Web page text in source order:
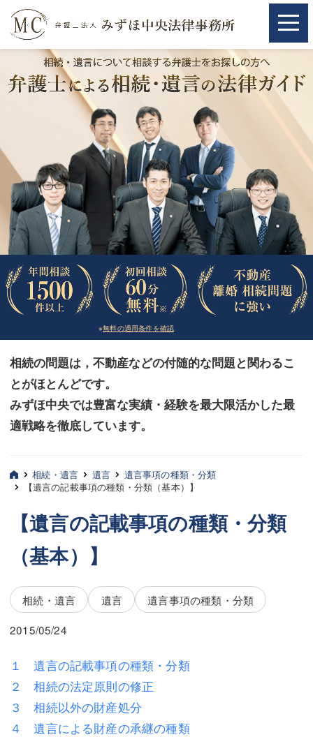
取扱分野
相続・遺言
離婚（夫婦間トラブル）
企業法務
労働問題（解雇，残業等）
刑事弁護
交通事故
法律相談など（その他）
お客様へ
みずほ中央の特長・実質編
弁護士紹介
三平 聡史
坂本 陽一
桶川 聡
三平 隆史
吉元 優仁
小川 祐
弁護士費用
※無料の適用条件を確認
相続の問題は，不動産などの付随的な問題と関わるこ
とがほとんどです。
みずほ中央では豊富な実績・経験を最大限活かした最
適戦略を徹底しています。
取扱分野
相続・遺言
離婚（夫婦間トラブル）
企業法務
労働問題（解雇，残業等）
刑事弁護
交通事故
法律相談など（その他）
お客様へ
みずほ中央の特長・実質編
弁護士紹介
三平 聡史
坂本 陽一
桶川 聡
三平 隆史
吉元 優仁
弁護士費用
不動産
相続・遺言 遺言
遺言事項の種類・分類
【遺言の記載事項の種類・分類（基本）】
【遺言の記載事項の種類・分類
（基本）】
相続・遺言 遺言
遺言事項の種類・分類
2015/05/24
１ 遺言の記載事項の種類・分類
２ 相続の法定原則の修正
３ 相続以外の財産処分
４ 遺言による財産の承継の種類